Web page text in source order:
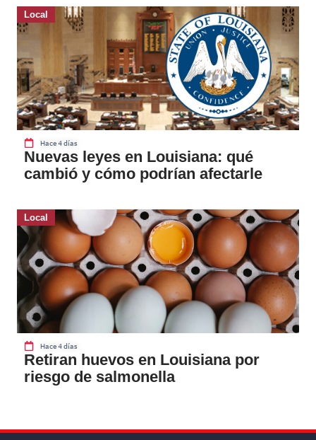
Local
Hace 4 días
Nuevas leyes en Louisiana: qué
cambió y cómo podrían afectarle
Local
Hace 4 días
Retiran huevos en Louisiana por
riesgo de salmonella